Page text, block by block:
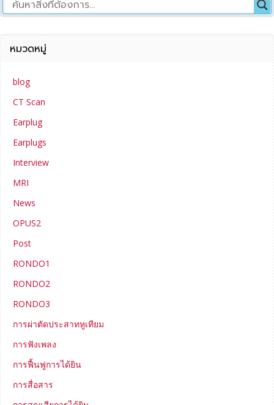
หมวดหมู่
blog
CT Scan
Earplug
Earplugs
Interview
MRI
News
OPUS2
Post
RONDO1
RONDO2
RONDO3
การผ่าตัดประสาทหูเทียม
การฟังเพลง
การฟื้นฟูการได้ยิน
การสื่อสาร